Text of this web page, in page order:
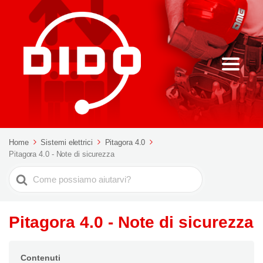
Home Sistemi elettrici
Pitagora 4.0
Pitagora 4.0 - Note di sicurezza
Ricerca
per
Pitagora 4.0 - Note di sicurezza
Contenuti